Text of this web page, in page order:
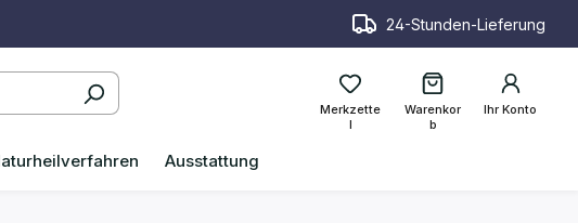
24-Stunden-Lieferung
Merkzette
l
Ihr Konto
Warenkor
b
Ausstattung